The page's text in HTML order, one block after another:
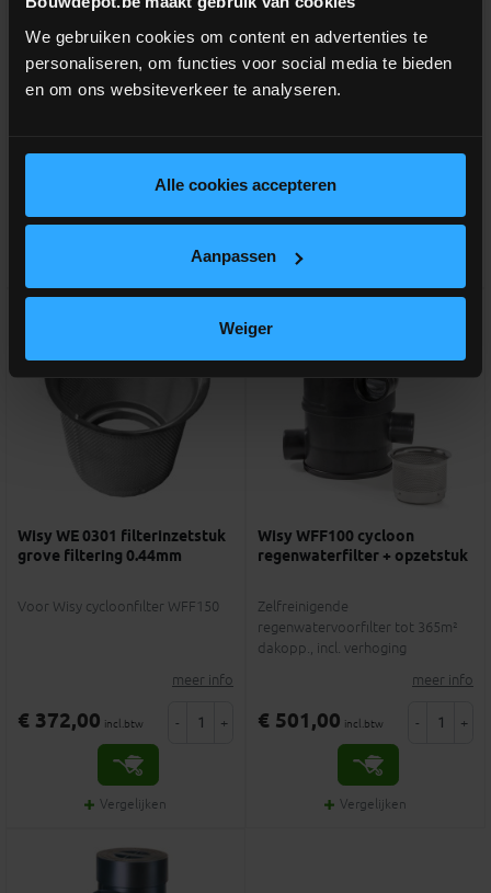
We gebruiken cookies om content en advertenties te
personaliseren, om functies voor social media te bieden
en om ons websiteverkeer te analyseren.
Alle cookies accepteren
Aanpassen
Weiger
DSB regenwatertank/septic
ovaal 3.300L
Standaard regenwater/septische
- +
Wisy extra verlengstuk 50cm
WFF100+WFF150
Extra opzetstuk 50cm voor
WFF100/150
€ 70,00 incl.btw
Wisy WE 0301 filterinzetstuk
grove filtering 0.44mm
Voor Wisy cycloonfilter WFF150
meer info
€ 372,00 incl.btw - +
Vergelijken
Wisy WFF100 cycloon
regenwaterfilter + opzetstuk
Zelfreinigende
regenwatervoorfilter tot 365m²
dakopp., incl. verhoging
meer info
€ 501,00 incl.btw - +
Vergelijken